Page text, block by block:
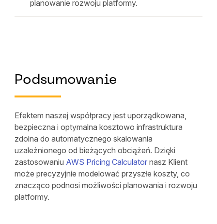
planowanie rozwoju platformy.
Podsumowanie
Efektem naszej współpracy jest uporządkowana,
bezpieczna i optymalna kosztowo infrastruktura
zdolna do automatycznego skalowania
uzależnionego od bieżących obciążeń. Dzięki
zastosowaniu AWS Pricing Calculator nasz Klient
może precyzyjnie modelować przyszłe koszty, co
znacząco podnosi możliwości planowania i rozwoju
platformy.